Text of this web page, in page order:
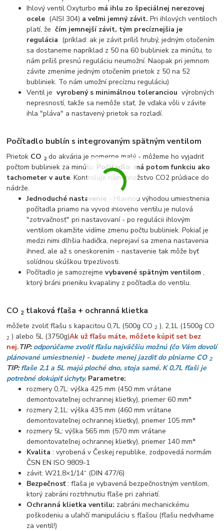
Ihlový ventil Oxyturbo má ihlu zo špeciálnej nerezovej
ocele (AISI 304) a veľmi jemný závit.Pri ihlových ventiloch
platí, žečím jemnejší závit, tým precíznejšia je
regulácia (príklad: ak je závit príliš hrubý, jedným otočením
sa dostaneme napríklad z 50 na 60 bubliniek za minútu, to
nám príliš presnú reguláciu neumožní. Naopak pri jemnom
závite zmeníme jedným otočením prietok z 50 na 52
bubliniek. To nám umožní precíznu reguláciu)
Ventil jevyrobený s minimálnou toleranciou výrobných
nepresností, takže sa nemôže stať, že vďaka vôli v závite
ihla "pláva" a nastavený prietok sa rozladí.
Počítadlo bublín s integrovaným spätným ventilom
Prietok CO 2 do akvária je pomerne malý - môžeme ho vyjadriť
počtom bubliniek za minútu. Počítadlo má potom funkciu ako
tachometer v aute. Kontroluje nám množstvo CO2 prúdiace do
nádrže.
Jednoduché nastavenie - Hlavnou výhodou umiestnenia
počítadla priamo na vývod ihlového ventilu je nulová
"zotrvačnosť" pri nastavovaní - po regulácii ihlovým
ventilom okamžite vidíme zmenu počtu bubliniek. Pokiaľ je
medzi nimi dlhšia hadička, neprejaví sa zmena nastavenia
ihneď, ale až s oneskorením - nastavenie tak môže byť
solídnou skúškou trpezlivosti.
Počítadlo je samozrejmevybavené spätným ventilom ,
ktorý bráni prieniku kvapaliny z počítadla do ventilu.
CO 2 tlaková fľaša + ochranná klietka
môžete zvoliť fľašu s kapacitou 0,7L (500g CO2 ), 2,1L (1500g CO
2 ) alebo 5L (3750g)Ak už fľašu máte, môžete kúpiť set bez
nej.TIP:odporúčame zvoliť fľašu najväčšiu možnú (čo Vám dovolí
plánované umiestnenie) - budete menej jazdiť do plniarne CO 2
TIP:fľaše 2,1 a 5L majú ploché dno, stoja samé. K 0,7L fľaši je
potrebné dokúpiť úchyty. Parametre:
rozmery 0,7L: výška 425 mm (450 mm vrátane
demontovateľnej ochrannej klietky), priemer 60 mm*
rozmery 2,1L: ​​výška 435 mm (460 mm vrátane
demontovateľnej ochrannej klietky), priemer 105 mm*
rozmery 5L: výška 565 mm (570 mm vrátane
demontovateľnej ochrannej klietky), priemer 140 mm*
Kvalita : vyrobená v Českej republike, zodpovedá normám
ČSN EN ISO 9809-1
závit: W21,8×1/14“ (DIN 477/6)
Bezpečnosť: fľaša je vybavená bezpečnostným ventilom,
ktorý zabráni roztrhnutiu fľaše pri zahriatí.
Ochranná klietka ventilu: zabráni mechanickému
poškodeniu a uľahčí manipuláciu s fľašou (fľašu nedvíhame
za ventil!)